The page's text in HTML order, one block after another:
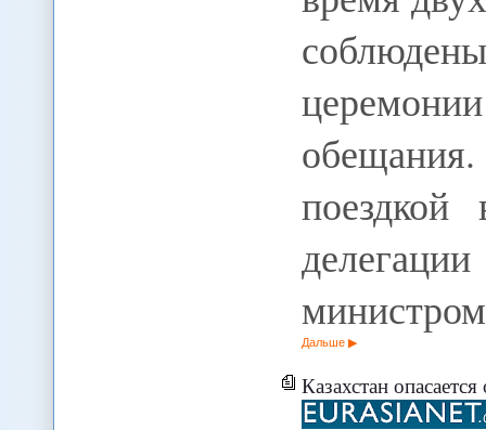
поездкой
Дальше
Казахстан